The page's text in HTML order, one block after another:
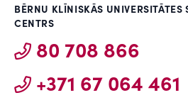
BĒRNU KLĪNISKĀS UNIVERSITĀTES
CENTRS
80 708 866
+371 67 064 461